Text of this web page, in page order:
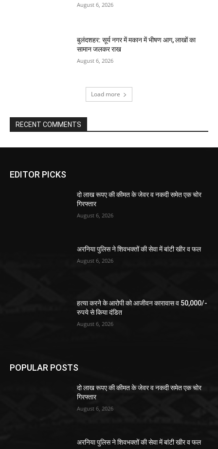
August 6, 2026
बुलंदशहर: सूर्य नगर में मकान में भीषण आग, लाखों का
सामान जलकर राख
August 6, 2026
Load more
RECENT COMMENTS
EDITOR PICKS
दो लाख रूपए की कीमत के जेवर व नकदी समेत एक चोर
गिरफ्तार
August 6, 2026
अरनिया पुलिस ने शिवभक्तों की सेवा में बांटी खीर व फल
August 6, 2026
हत्या करने के आरोपी को आजीवन कारावास व 50,000/-
रुपये से किया दंडित
August 6, 2026
POPULAR POSTS
दो लाख रूपए की कीमत के जेवर व नकदी समेत एक चोर
गिरफ्तार
August 6, 2026
अरनिया पुलिस ने शिवभक्तों की सेवा में बांटी खीर व फल